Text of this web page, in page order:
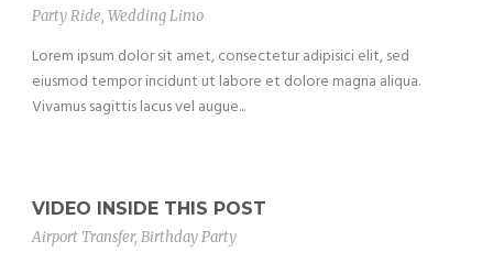
Party Ride, Wedding Limo
Lorem ipsum dolor sit amet, consectetur adipisici elit, sed
eiusmod tempor incidunt ut labore et dolore magna aliqua.
Vivamus sagittis lacus vel augue...
VIDEO INSIDE THIS POST
Airport Transfer, Birthday Party